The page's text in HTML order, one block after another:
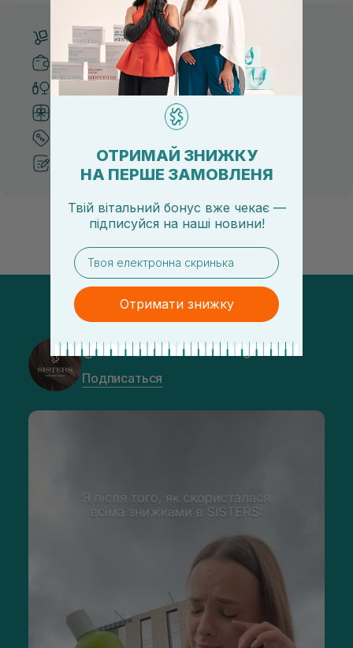
Бесплатная доставка от 3000 UAH
Безопасные способы оплаты
Только оригинальная косметика
Система бонусов и лояльности
Рекомендации от косметологов
@sisters_stelmakh в Instagram
Подписаться
ОТРИМАЙ ЗНИЖКУ
НА ПЕРШЕ ЗАМОВЛЕНЯ
Твій вітальний бонус вже чекає —
підписуйся на наші новини!
email
Отримати знижку